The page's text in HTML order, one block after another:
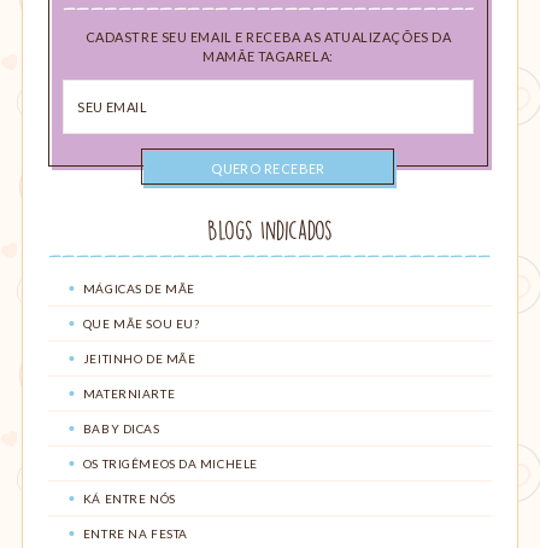
CADASTRE SEU EMAIL E RECEBA AS ATUALIZAÇÕES DA
MAMÃE TAGARELA:
email
Blogs Indicados
MÁGICAS DE MÃE
QUE MÃE SOU EU?
JEITINHO DE MÃE
MATERNIARTE
BABY DICAS
OS TRIGÊMEOS DA MICHELE
KÁ ENTRE NÓS
ENTRE NA FESTA